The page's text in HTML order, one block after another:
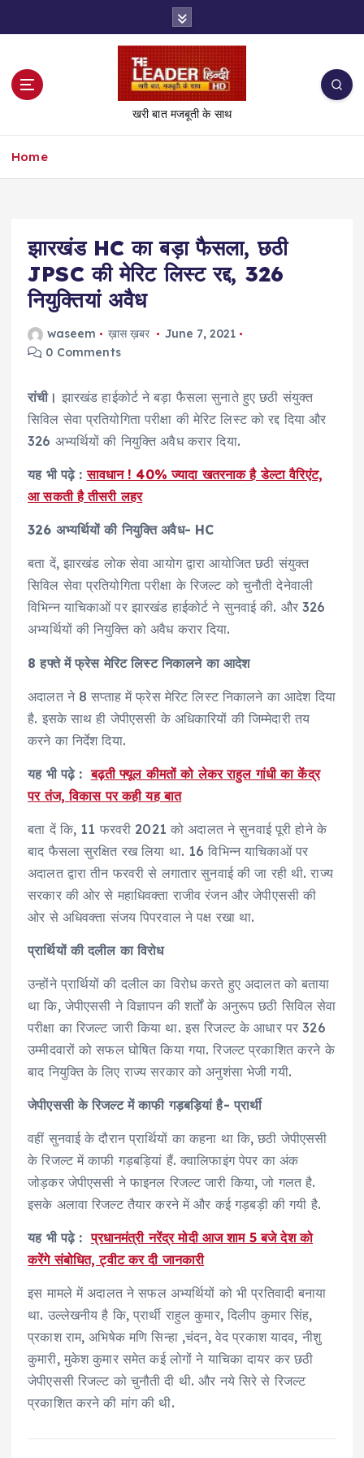
t
खरी बात मजबूती के साथ
Home
झारखंड HC का बड़ा फैसला, छठी
JPSC की मेरिट लिस्ट रद्द, 326
नियुक्तियां अवैध
waseem ख़ास ख़बर
June 7, 2021
0 Comments
रांची। झारखंड हाईकोर्ट ने बड़ा फैसला सुनाते हुए छठी संयुक्त
सिविल सेवा प्रतियोगिता परीक्षा की मेरिट लिस्ट को रद्द दिया और
326 अभ्यर्थियों की नियुक्ति अवैध करार दिया.
यह भी पढ़े :सावधान ! 40% ज्यादा खतरनाक है डेल्टा वैरिएंट,
आ सकती है तीसरी लहर
326 अभ्यर्थियों की नियुक्ति अवैध- HC
बता दें, झारखंड लोक सेवा आयोग द्वारा आयोजित छठी संयुक्त
सिविल सेवा प्रतियोगिता परीक्षा के रिजल्ट को चुनौती देनेवाली
विभिन्न याचिकाओं पर झारखंड हाईकोर्ट ने सुनवाई की. और 326
अभ्यर्थियों की नियुक्ति को अवैध करार दिया.
8 हफ्ते में फ्रेस मेरिट लिस्ट निकालने का आदेश
अदालत ने 8 सप्ताह में फ्रेस मेरिट लिस्ट निकालने का आदेश दिया
है. इसके साथ ही जेपीएससी के अधिकारियों की जिम्मेदारी तय
करने का निर्देश दिया.
यह भी पढ़े :बढ़ती फ्यूल कीमतों को लेकर राहुल गांधी का केंद्र
पर तंज, विकास पर कही यह बात
बता दें कि, 11 फरवरी 2021 को अदालत ने सुनवाई पूरी होने के
बाद फैसला सुरक्षित रख लिया था. 16 विभिन्न याचिकाओं पर
अदालत द्वारा तीन फरवरी से लगातार सुनवाई की जा रही थी. राज्य
सरकार की ओर से महाधिवक्ता राजीव रंजन और जेपीएससी की
ओर से अधिवक्ता संजय पिपरवाल ने पक्ष रखा था.
प्रार्थियों की दलील का विरोध
उन्होंने प्रार्थियों की दलील का विरोध करते हुए अदालत को बताया
था कि, जेपीएससी ने विज्ञापन की शर्तों के अनुरूप छठी सिविल सेवा
परीक्षा का रिजल्ट जारी किया था. इस रिजल्ट के आधार पर 326
उम्मीदवारों को सफल घोषित किया गया. रिजल्ट प्रकाशित करने के
बाद नियुक्ति के लिए राज्य सरकार को अनुशंसा भेजी गयी.
जेपीएससी के रिजल्ट में काफी गड़बड़ियां है- प्रार्थी
वहीं सुनवाई के दौरान प्रार्थियों का कहना था कि, छठी जेपीएससी
के रिजल्ट में काफी गड़बड़ियां हैं. क्वालिफाइंग पेपर का अंक
जोड़कर जेपीएससी ने फाइनल रिजल्ट जारी किया, जो गलत है.
इसके अलावा रिजल्ट तैयार करने में और कई गड़बड़ी की गयी है.
यह भी पढ़े :प्रधानमंत्री नरेंद्र मोदी आज शाम 5 बजे देश को
करेंगे संबोधित, ट्वीट कर दी जानकारी
इस मामले में अदालत ने सफल अभ्यर्थियों को भी प्रतिवादी बनाया
था. उल्लेखनीय है कि, प्रार्थी राहुल कुमार, दिलीप कुमार सिंह,
प्रकाश राम, अभिषेक मणि सिन्हा ,चंदन, वेद प्रकाश यादव, नीशु
कुमारी, मुकेश कुमार समेत कई लोगों ने याचिका दायर कर छठी
जेपीएससी रिजल्ट को चुनौती दी थी. और नये सिरे से रिजल्ट
प्रकाशित करने की मांग की थी.